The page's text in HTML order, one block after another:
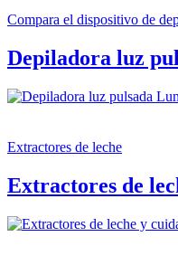
Compara el dispositivo de
Depiladora luz
Extractores de leche
Extractores de